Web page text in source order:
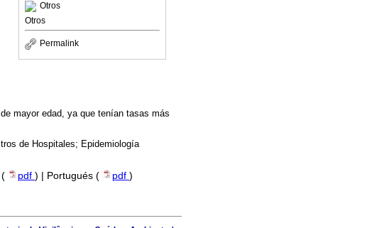
Otros
Otros
Permalink
mayor edad, ya que tenían tasas más
de Hospitales; Epidemiología
( pdf ) | Portugués ( pdf )